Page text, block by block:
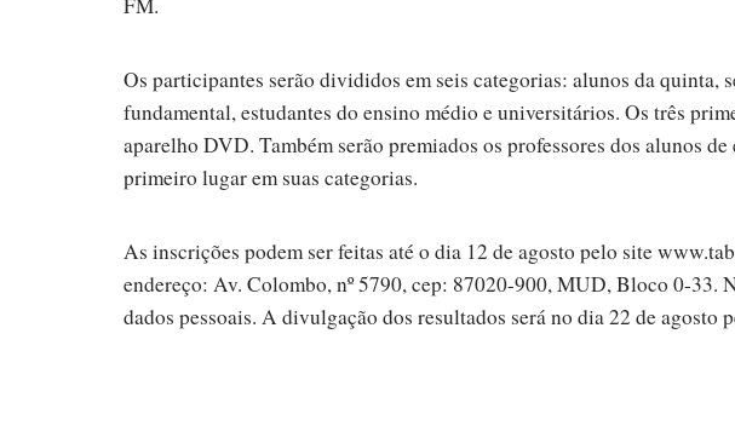
FM.
Os participantes serão divididos em seis categorias: alunos da quinta,
fundamental, estudantes do ensino médio e universitários. Os três
aparelho DVD. Também serão premiados os professores dos alunos
primeiro lugar em suas categorias.
As inscrições podem ser feitas até o dia 12 de agosto pelo site
endereço: Av. Colombo, nº 5790, cep: 87020-900, MUD, Bloco 0-33.
dados pessoais. A divulgação dos resultados será no dia 22 de agosto